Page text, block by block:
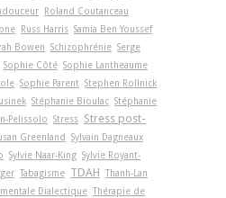
Roland Coutanceau
Russ Harris Samia Ben Youssef
Bowen Schizophrénie Serge
Sophie Côté Sophie Lantheaume
Sophie Parent Stephen Rollnick
Stéphanie Bioulac Stéphanie
Pelissolo Stress Stress post-
Greenland
Sylvain Dagneaux
Sylvie Naar-King Sylvie Royant-
Tabagisme TDAH Thanh-Lan
Dialectique Thérapie de